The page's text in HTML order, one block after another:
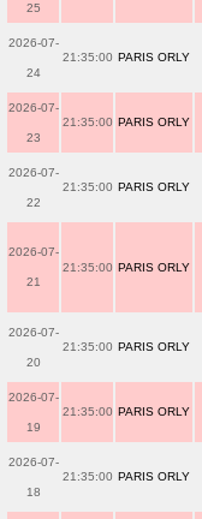
25
2026-07-
24
21:35:00 PARIS ORLY
2026-07-
23
21:35:00 PARIS ORLY
2026-07-
22
21:35:00 PARIS ORLY
2026-07-
21
21:35:00 PARIS ORLY
2026-07-
20
21:35:00 PARIS ORLY
2026-07-
19
21:35:00 PARIS ORLY
2026-07-
18
21:35:00 PARIS ORLY